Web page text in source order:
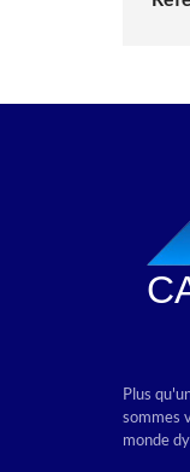
Plus
sommes
monde